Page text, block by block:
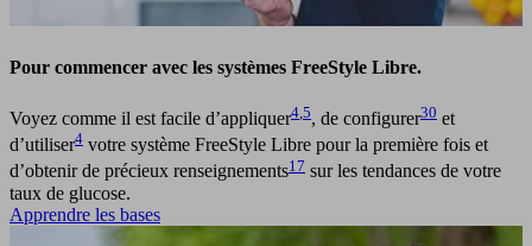
Pour commencer avec les systèmes FreeStyle Libre.
Voyez comme il est facile d’appliquer4 5, de configurer30 et
d’utiliser4 votre système FreeStyle Libre pour la première fois et
d’obtenir de précieux renseignements17 sur les tendances de votre
taux de glucose.
Apprendre les bases